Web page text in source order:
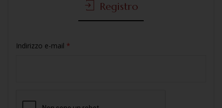
Registro
Indirizzo e-mail *